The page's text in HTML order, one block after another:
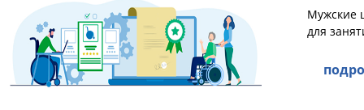
Мужские
для